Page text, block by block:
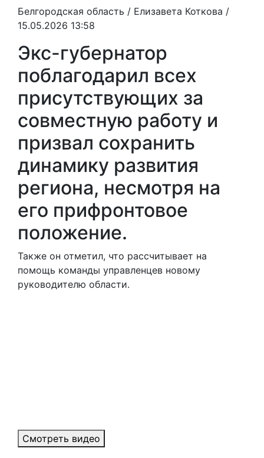
Белгородская область / Елизавета Коткова /
15.05.2026 13:58
Экс-губернатор
поблагодарил всех
присутствующих за
совместную работу и
призвал сохранить
динамику развития
региона, несмотря на
его прифронтовое
положение.
Также он отметил, что рассчитывает на
помощь команды управленцев новому
руководителю области.
Смотреть видео